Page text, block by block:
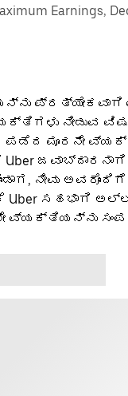
Earnings,
ಪ್ರತ್ಯೇಕವಾಗಿ
ನೀಡುವ
ಮೂರನೇ
ನೀವು
Uber ಸಹಭಾಗಿ
ವ್ಯಕ್ತಿಯನ್ನು